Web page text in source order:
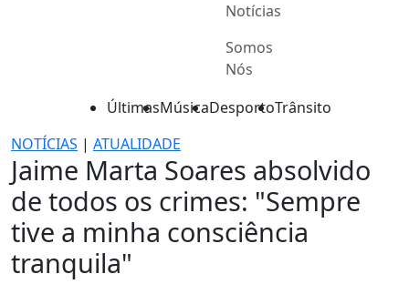
Notícias
Somos
Nós
ÚltimasMúsicaDesportoTrânsito
NOTÍCIAS | ATUALIDADE
Jaime Marta Soares absolvido
de todos os crimes: "Sempre
tive a minha consciência
tranquila"